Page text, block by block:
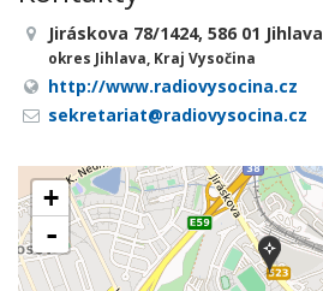
Jiráskova 78/1424, 586 01 Jihlava
okres Jihlava, Kraj Vysočina
http://www.radiovysocina.cz
sekretariat@radiovysocina.cz
+
-